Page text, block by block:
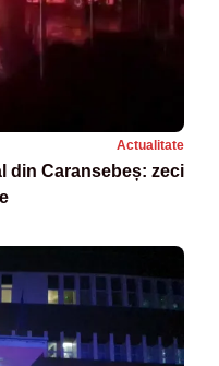
Actualitate
din Caransebeș: zeci